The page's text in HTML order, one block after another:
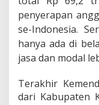
penyerapan
se-Indonesia.
hanya ada di
jasa dan modal
Terakhir
dari Kabupaten